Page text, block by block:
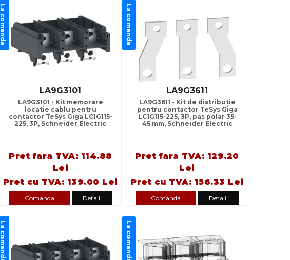
La comanda
LA9G3101
LA9G3101 - Kit memorare
locatie cablu pentru
contactor TeSys Giga LC1G115-
225, 3P, Schneider Electric
Pret fara TVA: 114.88
Lei
Pret cu TVA: 139.00 Lei
Comanda Detalii
La comanda
LA9G3611
LA9G3611 - Kit de distributie
pentru contactor TeSys Giga
LC1G115-225, 3P, pas polar 35-
45 mm, Schneider Electric
Pret fara TVA: 129.20
Lei
Pret cu TVA: 156.33 Lei
Comanda Detalii
La comanda La comanda